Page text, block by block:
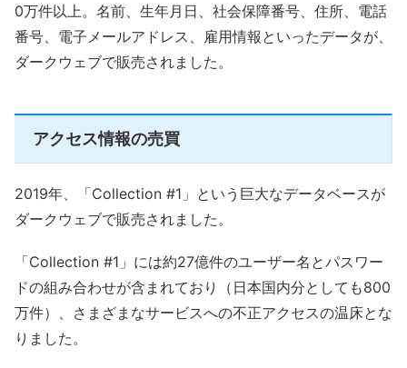
0万件以上。名前、生年月日、社会保障番号、住所、電話
番号、電子メールアドレス、雇用情報といったデータが、
ダークウェブで販売されました。
アクセス情報の売買
2019年、「Collection #1」という巨大なデータベースが
ダークウェブで販売されました。
「Collection #1」には約27億件のユーザー名とパスワー
ドの組み合わせが含まれており（日本国内分としても800
万件）、さまざまなサービスへの不正アクセスの温床とな
りました。